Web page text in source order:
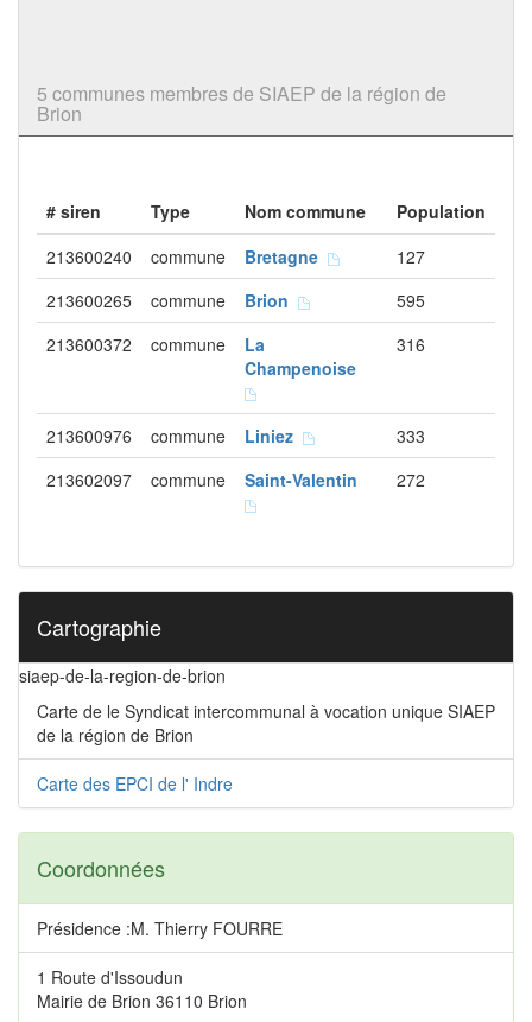
5 communes membres de SIAEP de la région de
Brion
# siren Type Nom commune
Population
213600240
commune Bretagne
127
213600265
commune Brion
595
213600372
commune
La
Champenoise
316
213600976 commune Liniez
333
213602097
commune Saint-Valentin 272
Cartographie
siaep-de-la-region-de-brion
Carte de le Syndicat intercommunal à vocation unique SIAEP
de la région de Brion
Carte des EPCI de l' Indre
Coordonnées
Présidence :M. Thierry FOURRE
1 Route d'Issoudun
Mairie de Brion 36110 Brion